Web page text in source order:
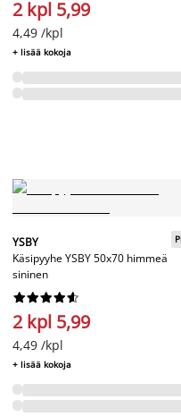
2 kpl 5,99
4,49 /kpl
+ lisää kokoja
YSBY
Käsipyyhe YSBY 50x70 himmeä
sininen






2 kpl 5,99
4,49 /kpl
+ lisää kokoja